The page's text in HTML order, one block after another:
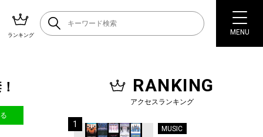
ランキング MENU
RANKING
アクセスランキング
MUSIC